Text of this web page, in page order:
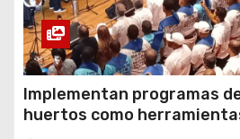
Implementan programas
huertos como